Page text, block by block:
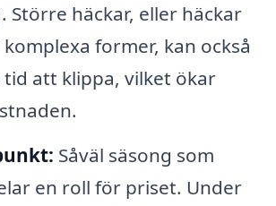
Större häckar, eller häckar
former, kan också
att klippa, vilket ökar
Såväl säsong som
en roll för priset. Under